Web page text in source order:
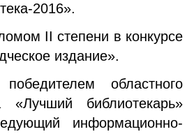
2016».
II степени в конкурсе
издание».
областного
«Лучший библиотекарь»
информационно-